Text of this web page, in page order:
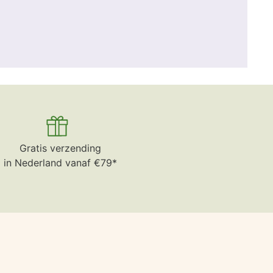
Gratis verzending
in Nederland vanaf €79*